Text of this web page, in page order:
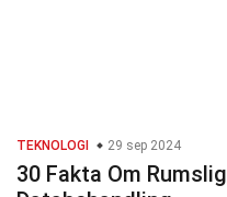
TEKNOLOGI 29 sep 2024
30 Fakta Om Rumslig